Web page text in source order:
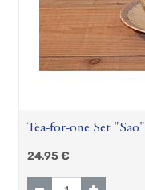
Tea-for-one Set
mit Goldauflage, 4-
24,95€